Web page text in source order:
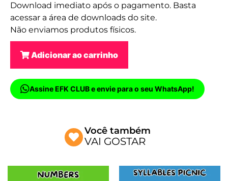
Download imediato após o pagamento. Basta
acessar a área de downloads do site.
Não enviamos produtos físicos.
Adicionar ao carrinho
Assine EFK CLUB e envie para o seu WhatsApp!
Você também
VAI GOSTAR